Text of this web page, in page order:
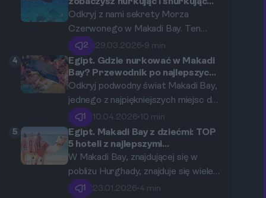
terminu, przez rezerwację lotów i
hoteli, aż po planowanie atrakcji i
porady praktyczne – znajdziesz tu
wszystko, czego potrzebujesz, by
Twoja egipska przygoda była
niezapomniana.
przy hotelowej rafie?
Odkryj z nami sekrety Morza
Czerwonego w Makadi Bay. Ten
kompleksowy przewodnik zabierze
Cię w podróż po najpiękniejszych
rafach koralowych dostępnych
prosto z hotelowej plaży, podpowie,
jakie gatunki morskich stworzeń
możesz spotkać i jak najlepiej
zaplanować swoją podwodną
przygodę, niezależnie od poziomu
zaawansowania.
2 29.03.2026•9 min
4
Egipt. Gdzie nurkować w Makadi
Bay? Przewodnik po najlepszych
rafach koralowych.
Odkryj podwodny świat Makadi Bay,
jednego z najpiękniejszych miejsc do
nurkowania w Egipcie. Ten
kompleksowy przewodnik zabierze
Cię w podróż po najbardziej
spektakularnych rafach koralowych,
przedstawi bogactwo morskiego
życia i podpowie, jak najlepiej
1 10.04.2026•10 min
5
Egipt. Makadi Bay z dziećmi: TOP
5 hoteli z najlepszymi
aquaparkami
W Makadi Bay, znajdującej się w
pobliżu Hurghady, znajduje się wiele
hoteli idealnych na rodzinne wakacje.
1 23.01.2026•4 min